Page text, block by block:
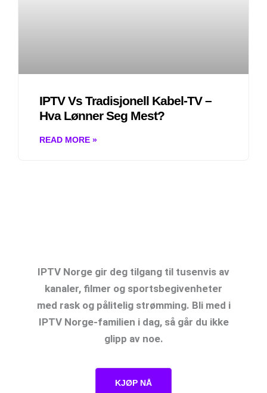
IPTV Vs Tradisjonell Kabel-TV –
Hva Lønner Seg Mest?
READ MORE »
IPTV Norge gir deg tilgang til tusenvis av
kanaler, filmer og sportsbegivenheter
med rask og pålitelig strømming. Bli med i
IPTV Norge-familien i dag, så går du ikke
glipp av noe.
KJØP NÅ